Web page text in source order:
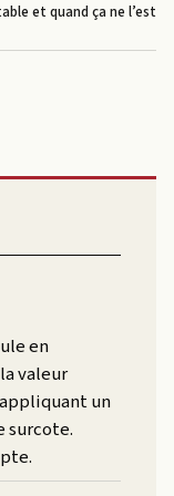
et quand ça ne l’est
en
valeur
un
surcote.